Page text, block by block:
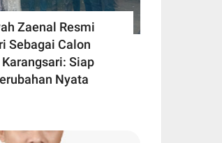
Zaenal Resmi
Sebagai Calon
Siap
Nyata